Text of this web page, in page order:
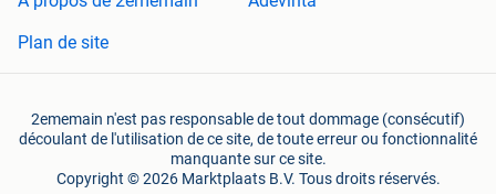
Plan de site
2ememain n'est pas responsable de tout dommage (consécutif)
découlant de l'utilisation de ce site, de toute erreur ou fonctionnalité
manquante sur ce site.
Copyright © 2026 Marktplaats B.V. Tous droits réservés.